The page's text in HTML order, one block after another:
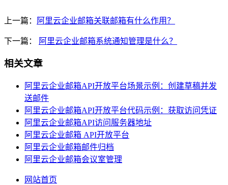
上一篇： 阿里云企业邮箱关联邮箱有什么作用？
下一篇： 阿里云企业邮箱系统通知管理是什么？
相关文章
阿里云企业邮箱API开放平台场景示例：创建草稿并发
送邮件
阿里云企业邮箱API开放平台代码示例：获取访问凭证
阿里云企业邮箱API访问服务器地址
阿里云企业邮箱 API开放平台
阿里云企业邮箱邮件归档
阿里云企业邮箱会议室管理
网站首页